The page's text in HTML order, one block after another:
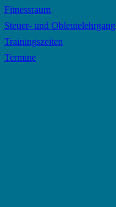
Fitnessraum
Steuer- und Obleutelehrgang
Trainingszeiten
Termine